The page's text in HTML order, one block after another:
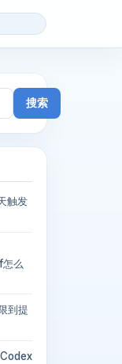
触发
么
到提